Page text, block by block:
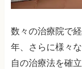
数々の治療院で
年、さらに様々
自の治療法を確